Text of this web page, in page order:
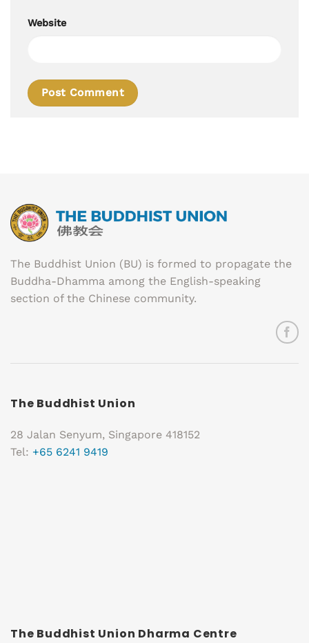
Website
The Buddhist Union (BU) is formed to propagate the
Buddha-Dhamma among the English-speaking
section of the Chinese community.
The Buddhist Union
28 Jalan Senyum, Singapore 418152
Tel: +65 6241 9419
The Buddhist Union Dharma Centre